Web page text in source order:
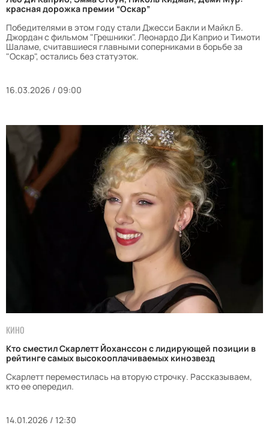
красная дорожка премии “Оскар”
Победителями в этом году стали Джесси Бакли и Майкл Б.
Джордан с фильмом "Грешники". Леонардо Ди Каприо и Тимоти
Шаламе, считавшиеся главными соперниками в борьбе за
"Оскар", остались без статуэток.
16.03.2026 / 09:00
КИНО
Кто сместил Скарлетт Йоханссон с лидирующей позиции в
рейтинге самых высокооплачиваемых кинозвезд
Скарлетт переместилась на вторую строчку. Рассказываем,
кто ее опередил.
14.01.2026 / 12:30